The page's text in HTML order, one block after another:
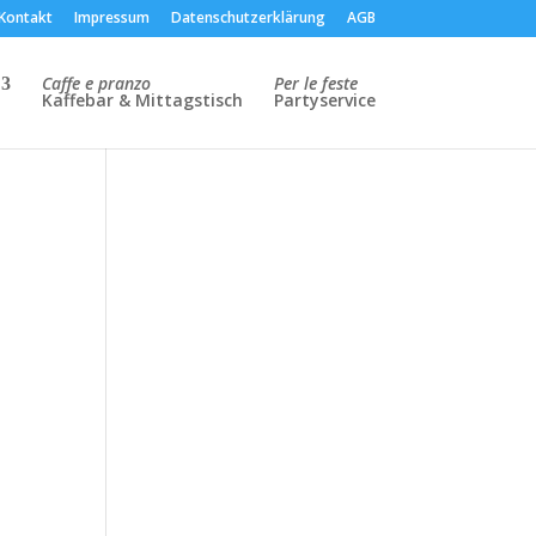
Impressum Datenschutzerklärung AGB
Caffe e pranzo
Kaffebar & Mittagstisch
Per le feste
Partyservice